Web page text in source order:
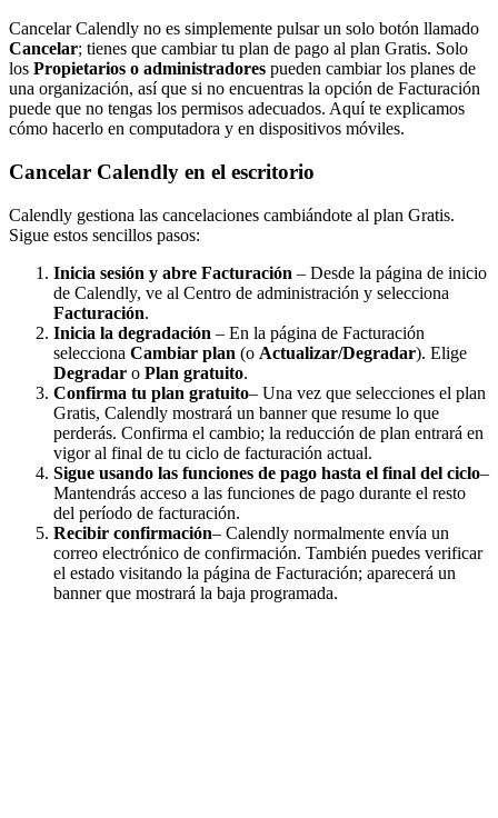
Cancelar Calendly no es simplemente pulsar un solo botón llamado
Cancelar; tienes que cambiar tu plan de pago al plan Gratis. Solo
los Propietarios o administradores pueden cambiar los planes de
una organización, así que si no encuentras la opción de Facturación
puede que no tengas los permisos adecuados. Aquí te explicamos
cómo hacerlo en computadora y en dispositivos móviles.
Cancelar Calendly en el escritorio
Calendly gestiona las cancelaciones cambiándote al plan Gratis.
Sigue estos sencillos pasos:
Inicia sesión y abre Facturación – Desde la página de inicio
de Calendly, ve al Centro de administración y selecciona
Facturación.
Inicia la degradación – En la página de Facturación
selecciona Cambiar plan (o Actualizar/Degradar). Elige
Degradar o Plan gratuito.
Confirma tu plan gratuito– Una vez que selecciones el plan
Gratis, Calendly mostrará un banner que resume lo que
perderás. Confirma el cambio; la reducción de plan entrará en
vigor al final de tu ciclo de facturación actual.
Sigue usando las funciones de pago hasta el final del ciclo–
Mantendrás acceso a las funciones de pago durante el resto
del período de facturación.
Recibir confirmación– Calendly normalmente envía un
correo electrónico de confirmación. También puedes verificar
el estado visitando la página de Facturación; aparecerá un
banner que mostrará la baja programada.